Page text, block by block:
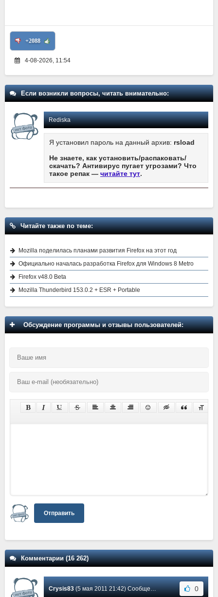
+2088
4-08-2026, 11:54
Если возникли вопросы, читать внимательно:
Rediska
Я установил пароль на данный архив: rsload
Не знаете, как установить/распаковать/
скачать? Антивирус пугает угрозами? Что
такое репак — читайте тут.
Читайте также по теме:
Mozilla поделилась планами развития Firefox на этот год
Официально началась разработка Firefox для Windows 8 Metro
Firefox v48.0 Beta
Mozilla Thunderbird 153.0.2 + ESR + Portable
Обсуждение программы и отзывы пользователей:
Отправить
Комментарии (16 262)
Crysis83(5 мая 2011 21:42) Сообщение #43 0